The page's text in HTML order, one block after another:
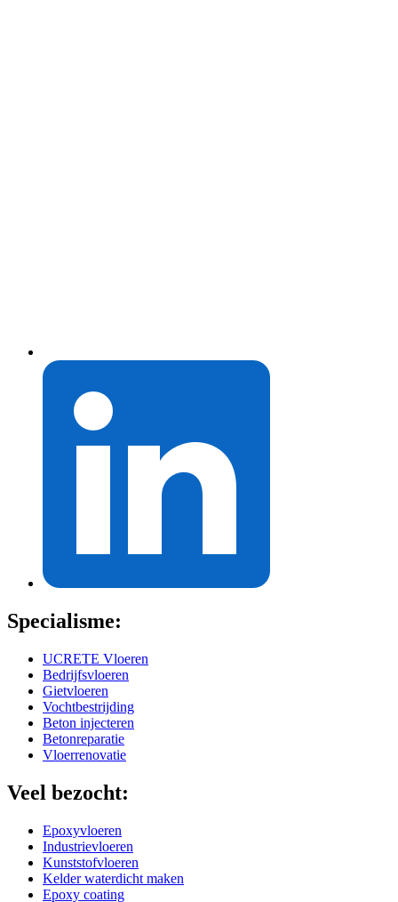
Specialisme:
UCRETE Vloeren
Bedrijfsvloeren
Gietvloeren
Vochtbestrijding
Beton injecteren
Betonreparatie
Vloerrenovatie
Veel bezocht:
Epoxyvloeren
Industrievloeren
Kunststofvloeren
Kelder waterdicht maken
Epoxy coating